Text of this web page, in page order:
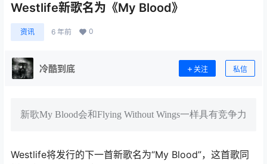
Westlife新歌名为《My Blood》
资讯 6 年前 0
冷酷到底 关注 私信
新歌My Blood会和Flying Without Wings一样具有竞争力
Westlife将发行的下一首新歌名为“My Blood”，这首歌同